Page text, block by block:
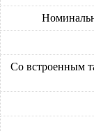
Со встроенным